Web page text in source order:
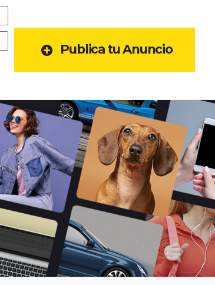
Publica tu Anuncio